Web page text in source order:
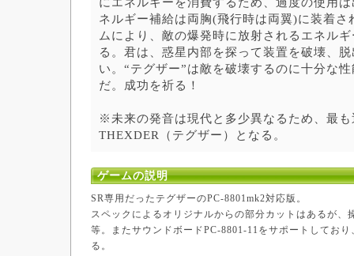
にエネルギーを消費するため、過度の使用
ネルギー補給は両胸(飛行時は両翼)に装着さ
ムにより、敵の爆発時に放射されるエネル
る。君は、惑星内部を探って装置を破壊、
い。“テグザー”は敵を破壊するのに十分な
だ。成功を祈る！
※未来の発音は現代と多少異なるため、最
THEXDER（テグザー）となる。
ゲームの説明
SR専用だったテグザーのPC-8801mk2対応版。
スペックによるオリジナルからの部分カットはあるが、
等。またサウンドボードPC-8801-11をサポートしてお
る。